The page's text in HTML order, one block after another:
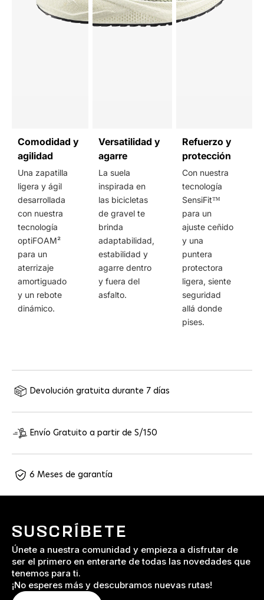
Comodidad y
agilidad
Una zapatilla
ligera y ágil
desarrollada
con nuestra
tecnología
optiFOAM²
para un
aterrizaje
amortiguado
y un rebote
dinámico.
Versatilidad y
agarre
La suela
inspirada en
las bicicletas
de gravel te
brinda
adaptabilidad,
estabilidad y
agarre dentro
y fuera del
asfalto.
Refuerzo y
protección
Con nuestra
tecnología
SensiFit™
para un
ajuste ceñido
y una
puntera
protectora
ligera, siente
seguridad
allá donde
pises.
Devolución gratuita durante 7 días
Envío Gratuito a partir de S/150
6 Meses de garantía
SUSCRÍBETE
Únete a nuestra comunidad y empieza a disfrutar de
ser el primero en enterarte de todas las novedades que
tenemos para ti.
¡No esperes más y descubramos nuevas rutas!